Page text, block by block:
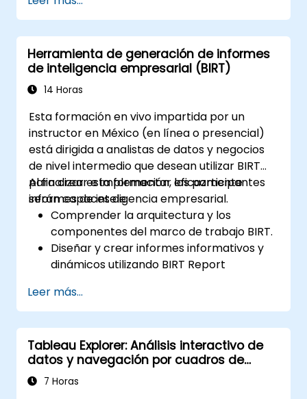
visualizaciones de datos interactivas y
paneles.
Aplicar controles de seguridad y acceso
en QuickSight.
Utilizar las capacidades de aprendizaje
automático integradas en QuickSight
los datos.
Diseñar, crear y personalizar paneles de
QuickSight para extraer y visualizar
información empresarial.
Herramienta de generación de informes
de inteligencia empresarial (BIRT)
14 Horas
Esta formación en vivo impartida por un
instructor en México (en línea o presencial)
está dirigida a analistas de datos y negocios
de nivel intermedio que desean utilizar BIRT
para crear e implementar eficazmente
informes de inteligencia empresarial.
Al finalizar esta formación, los participantes
serán capaces de:
Comprender la arquitectura y los
componentes del marco de trabajo BIRT.
Diseñar y crear informes informativos y
dinámicos utilizando BIRT Report
Utilizar las capacidades de scripting de
BIRT para añadir lógica empresarial a los
informes.
Optimizar e implementar informes BIRT
dentro de aplicaciones web y
aplicaciones independientes.
Leer más...
Tableau Explorer: Análisis interactivo de
datos y navegación por cuadros de
mandos
7 Horas